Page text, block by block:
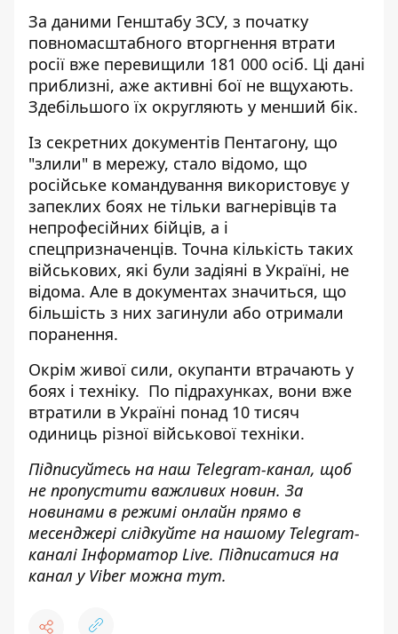
За даними Генштабу ЗСУ, з початку
повномасштабного вторгнення втрати
росії вже перевищили 181 000 осіб. Ці дані
приблизні, аже активні бої не вщухають.
Здебільшого їх округляють у менший бік.
Із секретних документів Пентагону, що
"злили" в мережу, стало відомо, що
російське командування використовує у
запеклих боях не тільки вагнерівців та
непрофесійних бійців, а і
спецпризначенців. Точна кількість таких
військових, які були задіяні в Україні, не
відома. Але в документах значиться, що
більшість з них загинули або отримали
поранення.
Окрім живої сили, окупанти втрачають у
боях і техніку. По підрахунках, вони вже
втратили в Україні понад 10 тисяч
одиниць різної військової техніки.
Підписуйтесь на наш Telegram-канал, щоб
не пропустити важливих новин. За
новинами в режимі онлайн прямо в
месенджері слідкуйте на нашому Telegram-
каналіІнформатор Live. Підписатися на
канал у Viber можна тут.